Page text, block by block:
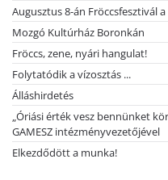
Augusztus 8-án Fröccsfesztivál
Mozgó Kultúrház Boronkán
Fröccs, zene, nyári hangulat!
Folytatódik a vízosztás ...
Álláshirdetés
„Óriási érték vesz bennünket
GAMESZ intézményvezetőjével
Elkezdődött a munka!